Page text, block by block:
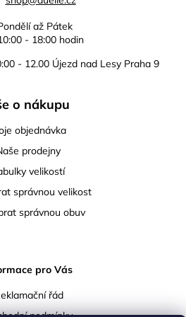
až Pátek
- 18:00 hodin
- 12.00 Újezd nad Lesy Praha 9
o nákupu
objednávka
prodejny
velikostí
správnou velikost
správnou obuv
pro Vás
řád